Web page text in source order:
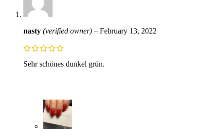
nasty (verified owner) – February 13, 2022
Sehr schönes dunkel grün.